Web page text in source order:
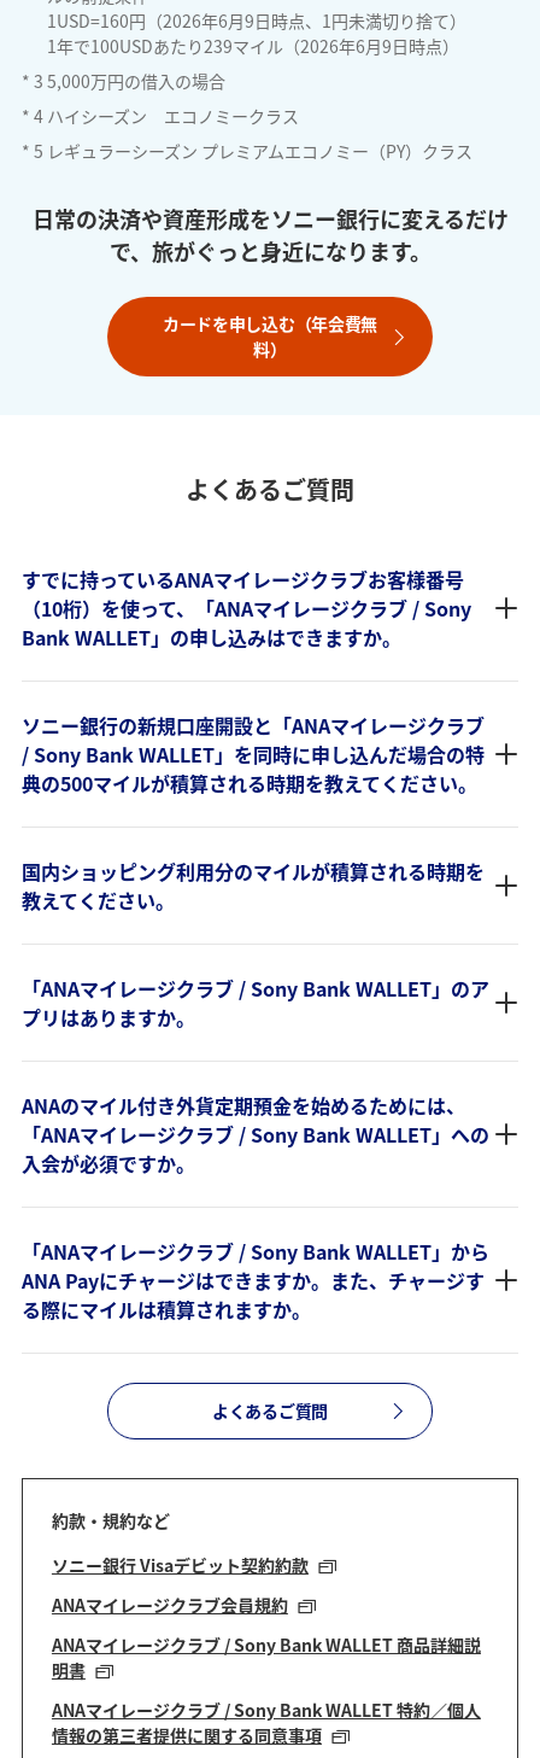
1USD=160円（2026年6月9日時点、1円未満切り捨て）
1年で100USDあたり239マイル（2026年6月9日時点）
* 3 5,000万円の借入の場合
* 4 ハイシーズン エコノミークラス
* 5 レギュラーシーズン プレミアムエコノミー（PY）クラス
日常の決済や資産形成をソニー銀行に変えるだけ
で、旅がぐっと身近になります。
カードを申し込む（年会費無
料）
よくあるご質問
すでに持っているANAマイレージクラブお客様番号
（10桁）を使って、「ANAマイレージクラブ / Sony
Bank WALLET」の申し込みはできますか。
ソニー銀行の新規口座開設と「ANAマイレージクラブ
/ Sony Bank WALLET」を同時に申し込んだ場合の特
典の500マイルが積算される時期を教えてください。
国内ショッピング利用分のマイルが積算される時期を
教えてください。
「ANAマイレージクラブ / Sony Bank WALLET」のア
プリはありますか。
ANAのマイル付き外貨定期預金を始めるためには、
「ANAマイレージクラブ / Sony Bank WALLET」への
入会が必須ですか。
「ANAマイレージクラブ / Sony Bank WALLET」から
ANA Payにチャージはできますか。また、チャージす
る際にマイルは積算されますか。
よくあるご質問
約款・規約など
ソニー銀行 Visaデビット契約約款
ANAマイレージクラブ会員規約
ANAマイレージクラブ / Sony Bank WALLET 商品詳細説
明書
ANAマイレージクラブ / Sony Bank WALLET 特約／個人
情報の第三者提供に関する同意事項